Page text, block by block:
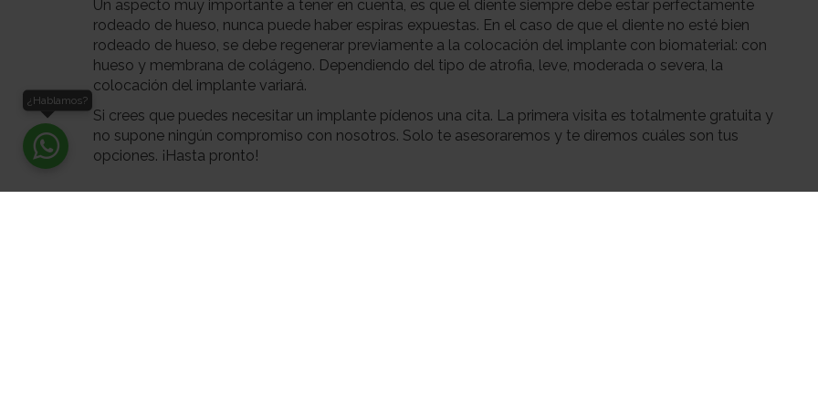
Un aspecto muy importante a tener en cuenta, es que el diente siempre debe estar perfectamente
rodeado de hueso, nunca puede haber espiras expuestas. En el caso de que el diente no esté bien
rodeado de hueso, se debe regenerar previamente a la colocación del implante con biomaterial: con
hueso y membrana de colágeno. Dependiendo del tipo de atrofia, leve, moderada o severa, la
colocación del implante variará.
Si crees que puedes necesitar un implante pídenos una cita. La primera visita es totalmente gratuita y
no supone ningún compromiso con nosotros. Solo te asesoraremos y te diremos cuáles son tus
opciones. ¡Hasta pronto!
¿Hablamos?